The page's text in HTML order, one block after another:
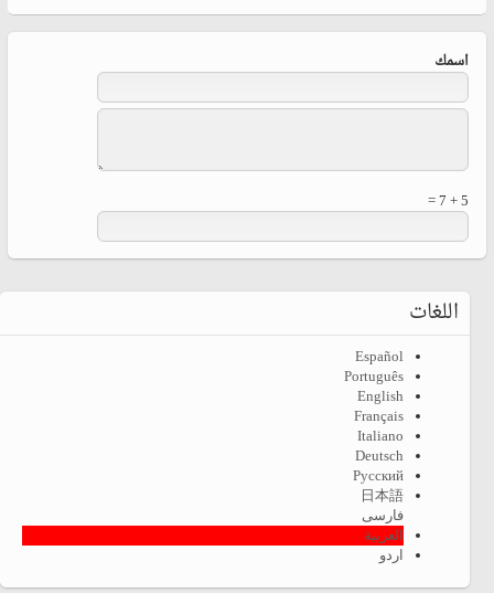
‏اسمك ‏
5 + 7 =
اللغات
Español
Português
English
Français
Italiano
Deutsch
Русский
日本語
فارسی
العربية
اردو